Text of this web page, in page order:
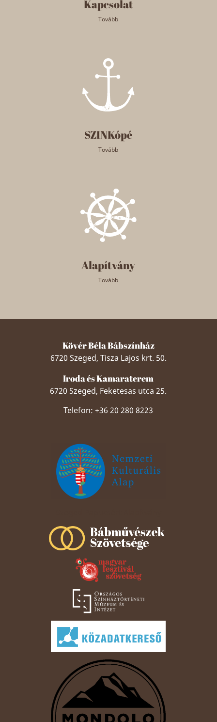
Kapcsolat
Tovább
SZINKópé
Tovább
Alapítvány
Tovább
Kövér Béla Bábszínház
6720 Szeged, Tisza Lajos krt. 50.
Iroda és Kamaraterem
6720 Szeged, Feketesas utca 25.
Telefon: +36 20 280 8223